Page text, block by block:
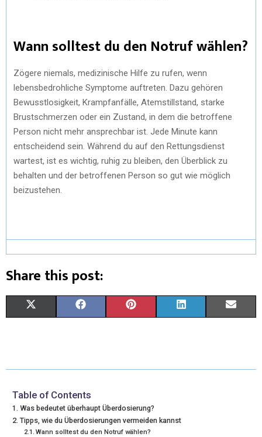
Wann solltest du den Notruf wählen?
Zögere niemals, medizinische Hilfe zu rufen, wenn
lebensbedrohliche Symptome auftreten. Dazu gehören
Bewusstlosigkeit, Krampfanfälle, Atemstillstand, starke
Brustschmerzen oder ein Zustand, in dem die betroffene
Person nicht mehr ansprechbar ist. Jede Minute kann
entscheidend sein. Während du auf den Rettungsdienst
wartest, ist es wichtig, ruhig zu bleiben, den Überblick zu
behalten und der betroffenen Person so gut wie möglich
beizustehen.
Share this post:
W
T
T
E
O
O
T
R
E
K I
Table of Contents
Was bedeutet überhaupt Überdosierung?
Tipps, wie du Überdosierungen vermeiden kannst
Wann solltest du den Notruf wählen?